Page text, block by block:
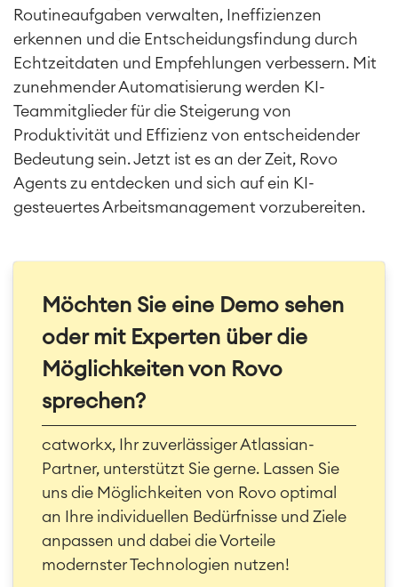
Routineaufgaben verwalten, Ineffizienzen
erkennen und die Entscheidungsfindung durch
Echtzeitdaten und Empfehlungen verbessern. Mit
zunehmender Automatisierung werden KI-
Teammitglieder für die Steigerung von
Produktivität und Effizienz von entscheidender
Bedeutung sein. Jetzt ist es an der Zeit, Rovo
Agents zu entdecken und sich auf ein KI-
gesteuertes Arbeitsmanagement vorzubereiten.
Möchten Sie eine Demo sehen
oder mit Experten über die
Möglichkeiten von Rovo
sprechen?
catworkx, Ihr zuverlässiger Atlassian-
Partner, unterstützt Sie gerne. Lassen Sie
uns die Möglichkeiten von Rovo optimal
an Ihre individuellen Bedürfnisse und Ziele
anpassen und dabei die Vorteile
modernster Technologien nutzen!